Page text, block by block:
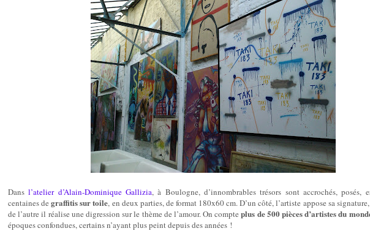
Dansl’atelier d’Alain-Dominique Gallizia, à Boulogne, d’innombrables trésors sont accrochés, posés,
centaines degraffitis sur toile, en deux parties, de format 180x60 cm. D’un côté, l’artiste appose sa
de l’autre il réalise une digression sur le thème de l’amour. On compteplus de 500 pièces d’artistes du
époques confondues, certains n’ayant plus peint depuis des années !